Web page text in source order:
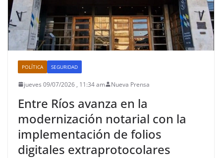
POLÍTICA SEGURIDAD
jueves 09/07/2026 , 11:34 am Nueva Prensa
Entre Ríos avanza en la
modernización notarial con la
implementación de folios
digitales extraprotocolares